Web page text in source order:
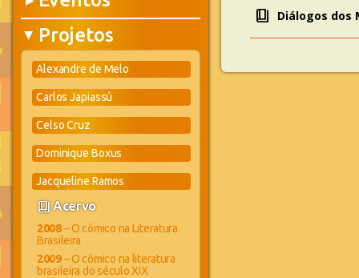
▶ Projetos
Alexandre de Melo
Carlos Japiassú
Celso Cruz
Dominique Boxus
Jacqueline Ramos
book_4Acervo
2008– O cômico na Literatura
Brasileira
2009– O cômico na literatura
brasileira do século XIX
book_4 Diálogos dos